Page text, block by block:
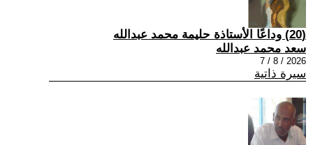
(20) وداعًا الأستاذة حليمة محمد عبدالله
سعد محمد عبدالله
2026 / 8 / 7
سيرة ذاتية